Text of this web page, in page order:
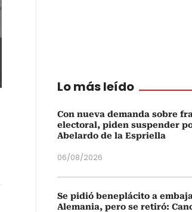
Lo más leído
Con nueva demanda sobre
electoral, piden suspender
Abelardo de la Espriella
06/08/2026
Se pidió beneplácito a
Alemania, pero se retiró: